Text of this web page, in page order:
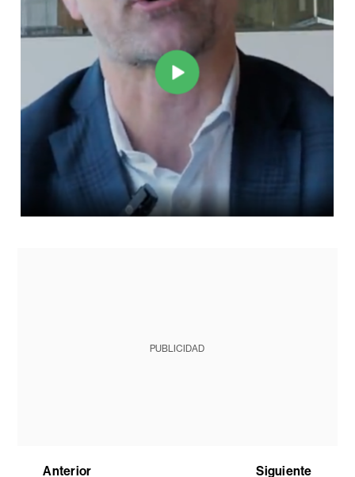
PUBLICIDAD
Anterior Siguiente